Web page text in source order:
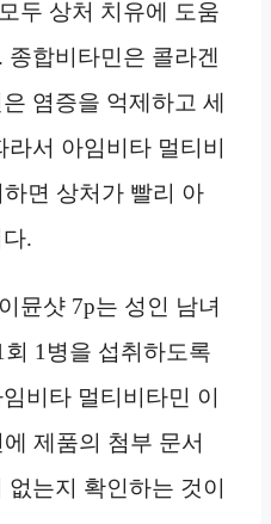
두 상처 치유에 도움
종합비타민은 콜라겐
염증을 억제하고 세
라서 아임비타 멀티비
면 상처가 빨리 아
.
뮨샷 7p는 성인 남녀
1병을 섭취하도록
비타 멀티비타민 이
제품의 첨부 문서
는지 확인하는 것이